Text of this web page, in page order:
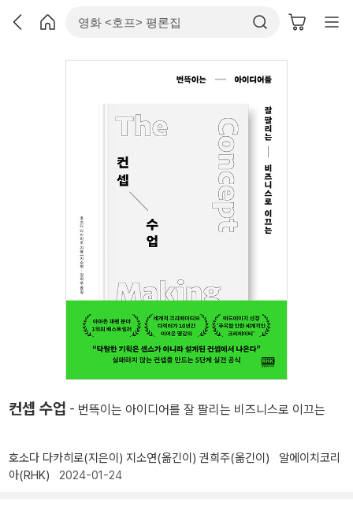
컨셉 수업 - 번뜩이는 아이디어를 잘 팔리는 비즈니스로 이끄는
호소다 다카히로(지은이) 지소연(옮긴이) 권희주(옮긴이)
알에이치코리
아(RHK) 2024-01-24